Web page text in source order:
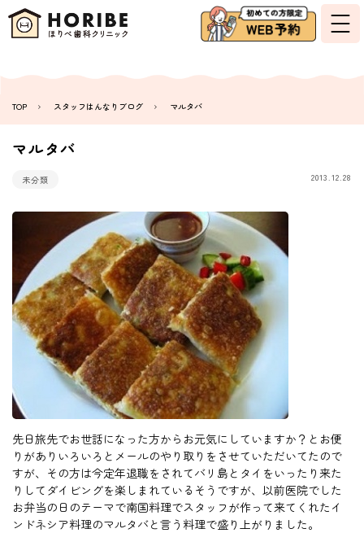
TOP スタッフはんなりブログ マルタバ
マルタバ
未分類 2013.12.28
先日旅先でお世話になった方からお元気にしていますか？とお便
りがありいろいろとメールのやり取りをさせていただいてたので
すが、その方は今定年退職をされてバリ島とタイをいったり来た
りしてダイビングを楽しまれているそうですが、以前医院でした
お弁当の日のテーマで南国料理でスタッフが作って来てくれたイ
ンドネシア料理のマルタバと言う料理で盛り上がりました。